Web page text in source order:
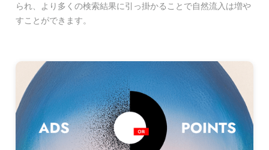
られ、より多くの検索結果に引っ掛かることで自然流入は増や
すことができます。